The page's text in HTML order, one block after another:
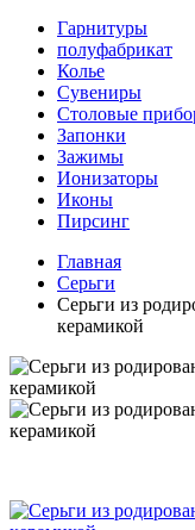
Гарнитуры
полуфабрикат
Колье
Сувениры
Столовые
Запонки
Зажимы
Ионизаторы
Иконы
Пирсинг
Главная
Серьги
Серьги из
керамикой